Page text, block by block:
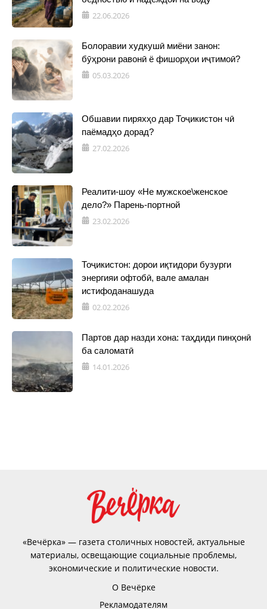
22.06.2026
Болоравии худкушӣ миёни занон:
бӯҳрони равонӣ ё фишорҳои иҷтимоӣ?
05.03.2026
Обшавии пиряхҳо дар Тоҷикистон чӣ
паёмадҳо дорад?
27.02.2026
Реалити-шоу «Не мужское\женское
дело?» Парень-портной
23.02.2026
Тоҷикистон: дорои иқтидори бузурги
энергияи офтобӣ, вале амалан
истифоданашуда
02.02.2026
Партов дар назди хона: таҳдиди пинҳонӣ
ба саломатӣ
14.01.2026
«Вечёрка» — газета столичных новостей, актуальные
материалы, освещающие социальные проблемы,
экономические и политические новости.
О Вечёрке
Рекламодателям